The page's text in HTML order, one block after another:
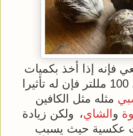
فإنه إذا أخذ بكميات
قليلة لا تزيد على 100 مللتر فإن له تأثيرا
مثله مثل الكافين
والشاي، ولكن زيادة
عكسية حيث يسبب